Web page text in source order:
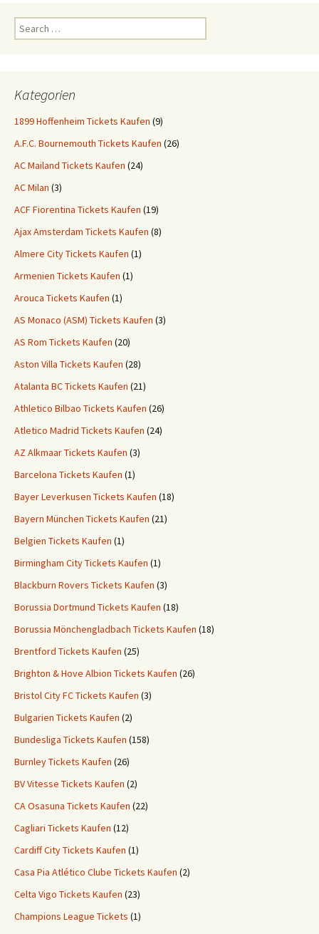
Search
for:
Kategorien
1899 Hoffenheim Tickets Kaufen (9)
A.F.C. Bournemouth Tickets Kaufen (26)
AC Mailand Tickets Kaufen (24)
AC Milan (3)
ACF Fiorentina Tickets Kaufen (19)
Ajax Amsterdam Tickets Kaufen (8)
Almere City Tickets Kaufen (1)
Armenien Tickets Kaufen (1)
Arouca Tickets Kaufen (1)
AS Monaco (ASM) Tickets Kaufen (3)
AS Rom Tickets Kaufen (20)
Aston Villa Tickets Kaufen (28)
Atalanta BC Tickets Kaufen (21)
Athletico Bilbao Tickets Kaufen (26)
Atletico Madrid Tickets Kaufen (24)
AZ Alkmaar Tickets Kaufen (3)
Barcelona Tickets Kaufen (1)
Bayer Leverkusen Tickets Kaufen (18)
Bayern München Tickets Kaufen (21)
Belgien Tickets Kaufen (1)
Birmingham City Tickets Kaufen (1)
Blackburn Rovers Tickets Kaufen (3)
Borussia Dortmund Tickets Kaufen (18)
Borussia Mönchengladbach Tickets Kaufen (18)
Brentford Tickets Kaufen (25)
Brighton & Hove Albion Tickets Kaufen (26)
Bristol City FC Tickets Kaufen (3)
Bulgarien Tickets Kaufen (2)
Bundesliga Tickets Kaufen (158)
Burnley Tickets Kaufen (26)
BV Vitesse Tickets Kaufen (2)
CA Osasuna Tickets Kaufen (22)
Cagliari Tickets Kaufen (12)
Cardiff City Tickets Kaufen (1)
Casa Pia Atlético Clube Tickets Kaufen (2)
Celta Vigo Tickets Kaufen (23)
Champions League Tickets (1)